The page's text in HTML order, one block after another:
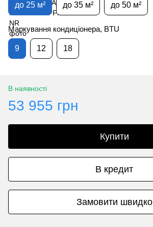
до 25 м² до 35 м² до 50 м²
Маркування кондиціонера, BTU
9 12 18
В наявності
53 955 грн
Купити
В кредит
Замовити швидко